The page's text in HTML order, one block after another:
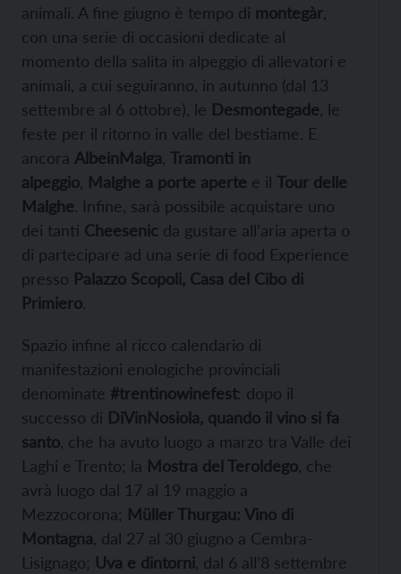
animali. A fine giugno è tempo di montegàr
con una serie di occasioni dedicate al
momento della salita in alpeggio di allevatori e
animali, a cui seguiranno, in autunno (dal 13
settembre al 6 ottobre), le Desmontegade , le
feste per il ritorno in valle del bestiame. E
ancora AlbeinMalga Tramonti in
alpeggio Malghe a porte aperte e il Tour delle
Malghe. Infine, sarà possibile acquistare uno
dei tanti Cheesenic da gustare all’aria aperta o
di partecipare ad una serie di food Experience
presso Palazzo Scopoli, Casa del Cibo di
Primiero.
Spazio infine al ricco calendario di
manifestazioni enologiche provinciali
denominate #trentinowinefest: dopo il
successo di DiVinNosiola, quando il vino si fa
santo , che ha avuto luogo a marzo tra Valle dei
Laghi e Trento; la Mostra del Teroldego , che
avrà luogo dal 17 al 19 maggio a
Mezzocorona; Müller Thurgau: Vino di
Montagna , dal 27 al 30 giugno a Cembra-
Lisignago; Uva e dintorni , dal 6 all’8 settembre